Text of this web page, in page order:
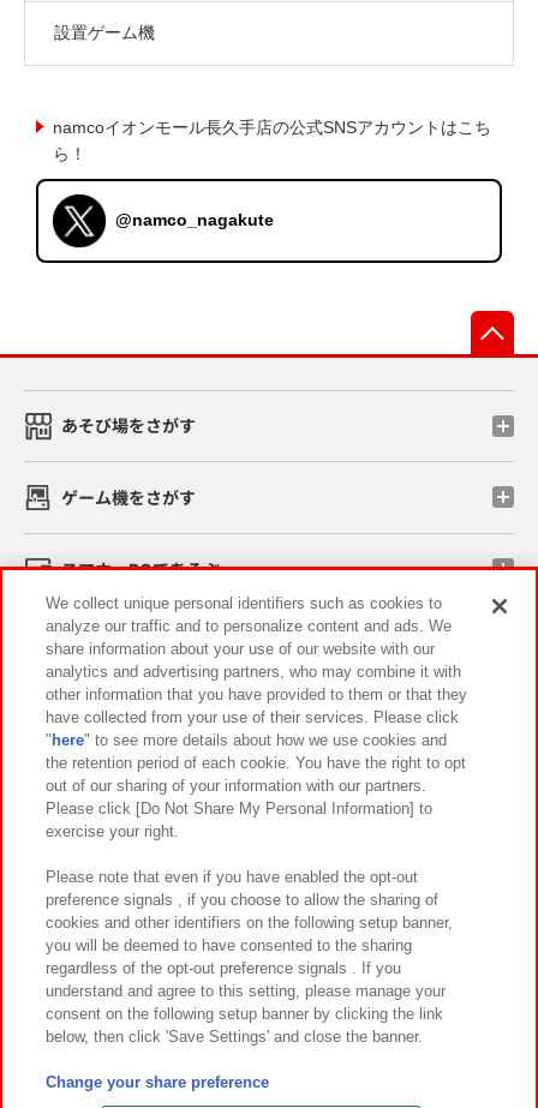
設置ゲーム機
namcoイオンモール長久手店の公式SNSアカウントはこち
ら！
@namco_nagakute
あそび場をさがす
ゲーム機をさがす
スマホ・PCであそぶ
イベント・キャンペーン
関連会社 サステナビリティ サイトポリシー
プライバシーポリシー ウェブアクセシビリティ方針と検証結果
お取引先さまとともに
カスタマーハラスメント対応方針 よくあるご質問・お問い合わせ
©Bandai Namco Amusement Inc.
©Bandai Namco Amusement Lab Inc.
We collect unique personal identifiers such as cookies to
analyze our traffic and to personalize content and ads. We
share information about your use of our website with our
analytics and advertising partners, who may combine it with
other information that you have provided to them or that they
have collected from your use of their services. Please click
" here" to see more details about how we use cookies and
the retention period of each cookie. You have the right to opt
out of our sharing of your information with our partners.
Please click [Do Not Share My Personal Information] to
exercise your right.
Please note that even if you have enabled the opt-out
preference signals , if you choose to allow the sharing of
cookies and other identifiers on the following setup banner,
you will be deemed to have consented to the sharing
regardless of the opt-out preference signals . If you
understand and agree to this setting, please manage your
consent on the following setup banner by clicking the link
below, then click 'Save Settings' and close the banner.
Change your share preference